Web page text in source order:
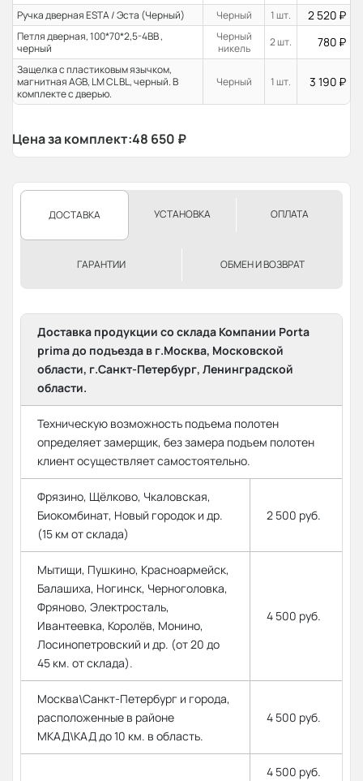
Ручка дверная ESTA / Эста (Черный)
Черный 1 шт. 2 520 ₽
Петля дверная, 100*70*2,5-4ВВ ,
черный
Черный
никель
2 шт. 780 ₽
Защелка с пластиковым язычком,
магнитная AGB, LM CL BL, черный. В
комплекте с дверью.
Черный 1 шт. 3 190 ₽
Цена за комплект:48 650 ₽
ДОСТАВКА УСТАНОВКА ОПЛАТА
ГАРАНТИИ ОБМЕН И ВОЗВРАТ
Доставка продукции со склада Компании Porta
prima до подъезда в г.Москва, Московской
области, г.Санкт-Петербург, Ленинградской
области.
Техническую возможность подъема полотен
определяет замерщик, без замера подъем полотен
клиент осуществляет самостоятельно.
Фрязино, Щёлково, Чкаловская,
Биокомбинат, Новый городок и др.
(15 км от склада)
2 500 руб.
Мытищи, Пушкино, Красноармейск,
Балашиха, Ногинск, Черноголовка,
Фряново, Электросталь,
Ивантеевка, Королёв, Монино,
Лосинопетровский и др. (от 20 до
45 км. от склада).
4 500 руб.
Москва\Санкт-Петербург и города,
расположенные в районе
МКАД\КАД до 10 км. в область.
4 500 руб.
4 500 руб.